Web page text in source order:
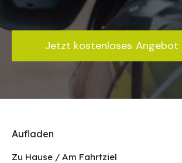
Jetzt kostenloses Angebot
Aufladen
Zu Hause / Am Fahrtziel